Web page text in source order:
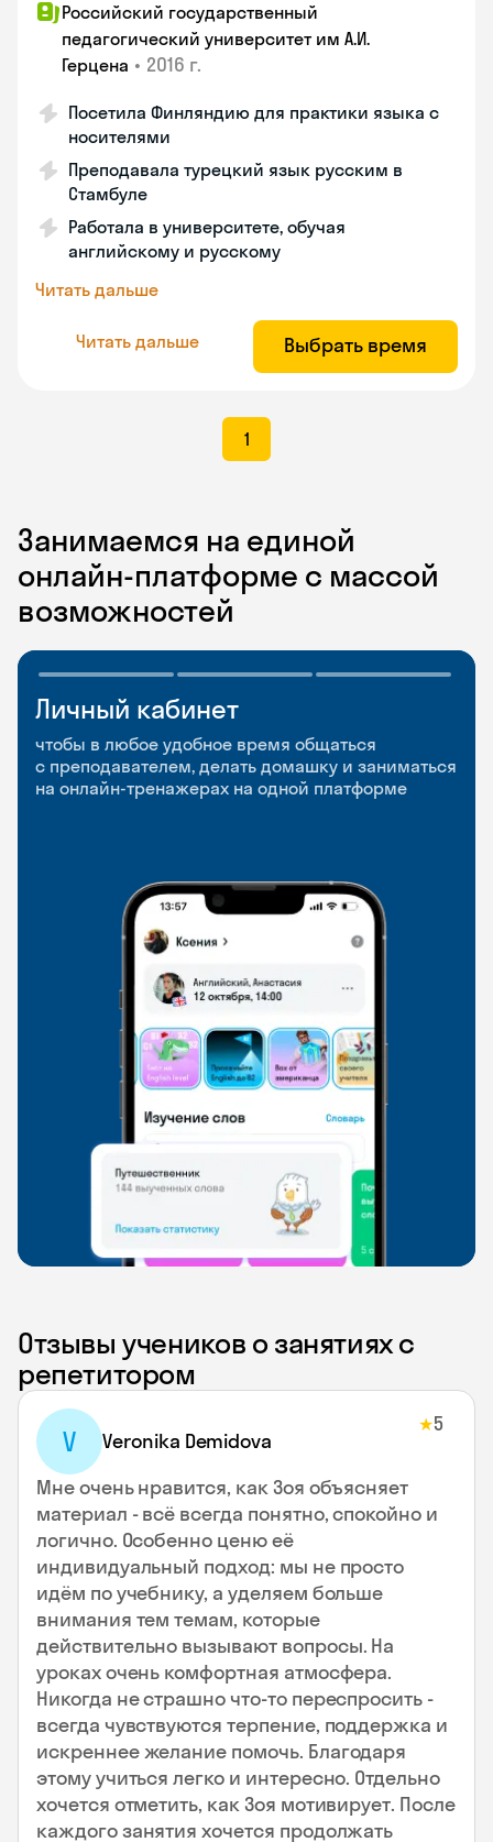
Российский государственный
педагогический университет им А.И.
Герцена • 2016 г.
Посетила Финляндию для практики языка с
носителями
Преподавала турецкий язык русским в
Стамбуле
Работала в университете, обучая
английскому и русскому
Читать дальше
Читать дальше Выбрать время
1
Занимаемся на единой
онлайн-платформе с массой
возможностей
Личный кабинет
чтобы в любое удобное время общаться
с преподавателем, делать домашку и заниматься
на онлайн-тренажерах на одной платформе
Мобильное
приложение
чтобы заниматься и изучать новые слова где
и когда удобно
Разговорные клубы
и Talks
Групповые занятия для разговорной практики
и индивидуальные встречи с преподавателями
Отзывы учеников о занятиях с
репетитором
V Veronika Demidova
★5
Мне очень нравится, как Зоя объясняет
материал - всё всегда понятно, спокойно и
логично. Особенно ценю её
индивидуальный подход: мы не просто
идём по учебнику, а уделяем больше
внимания тем темам, которые
действительно вызывают вопросы. На
уроках очень комфортная атмосфера.
Никогда не страшно что-то переспросить -
всегда чувствуются терпение, поддержка и
искреннее желание помочь. Благодаря
этому учиться легко и интересно. Отдельно
хочется отметить, как Зоя мотивирует. После
каждого занятия хочется продолжать